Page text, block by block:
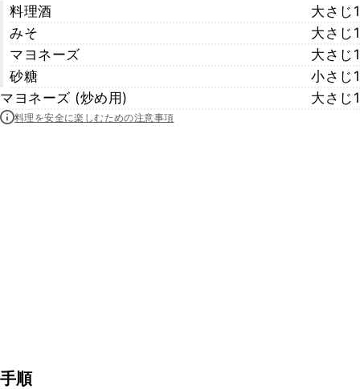
料理酒
大さじ1
みそ
大さじ1
マヨネーズ
大さじ1
砂糖
小さじ1
マヨネーズ (炒め用)
大さじ1
料理を安全に楽しむための注意事項
手順